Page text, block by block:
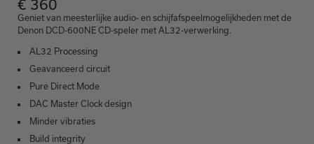
€ 360
Geniet van meesterlijke audio- en schijfafspeelmogelijkheden met de
Denon DCD-600NE CD-speler met AL32-verwerking.
AL32 Processing
Geavanceerd circuit
Pure Direct Mode
DAC Master Clock design
Minder vibraties
Build integrity